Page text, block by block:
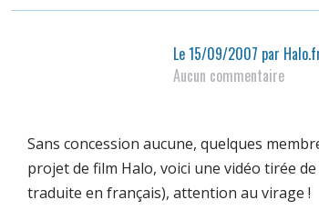
Le15/09/2007 par
Aucun commentaire
Sans concession aucune, quelques
projet de film Halo, voici une vidéo tirée
traduite en français), attention au virage !